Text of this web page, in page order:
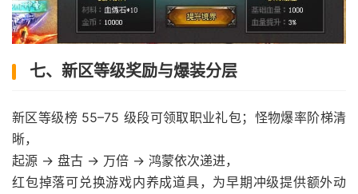
七、新区等级奖励与爆装分层
新区等级榜 55–75 级段可领取职业礼包；怪物爆率阶梯清
晰，
起源 → 盘古 → 万倍 → 鸿蒙依次递进，
红包掉落可兑换游戏内养成道具，为早期冲级提供额外动